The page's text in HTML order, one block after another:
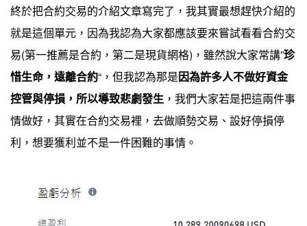
終於把合約交易的介紹文章寫完了，我其實最想趕快介紹的
就是這個單元，因為我認為大家都應該要來嘗試看看合約交
易(第一推薦是合約，第二是現貨網格)，雖然說大家常講”珍
惜生命，遠離合約“，但我認為那是因為許多人不做好資金
控管與停損，所以導致悲劇發生 ，我們大家若是把這兩件事
情做好，其實在合約交易裡，去做順勢交易、設好停損停
利，想要獲利並不是一件困難的事情。